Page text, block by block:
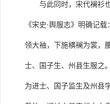
与此同时，宋代襕衫
《宋史·舆服志》明确记
领大袖，下施横襕为裳，
士、国子生、州县生服之
为进士、国子监生及州县